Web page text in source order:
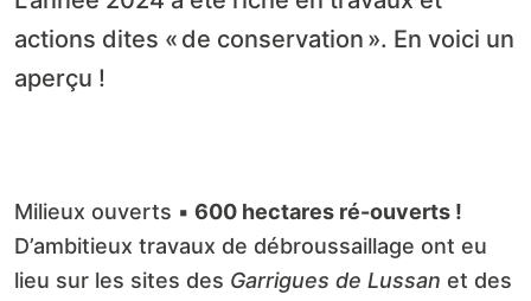
actions dites « de conservation ». En voici un
aperçu !
Milieux ouverts ▪ 600 hectares ré-ouverts !
D’ambitieux travaux de débroussaillage ont eu
lieu sur les sites des Garrigues de Lussan et des